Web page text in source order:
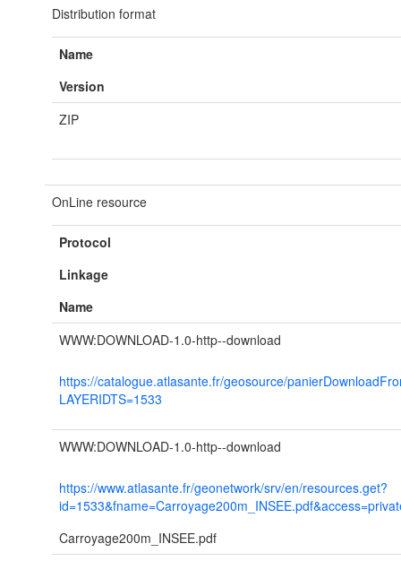
Distribution format
Name
Version
ZIP
OnLine resource
Protocol
Linkage
Name
WWW:DOWNLOAD-1.0-http--download
https://catalogue.atlasante.fr/geosource/
LAYERIDTS=1533
WWW:DOWNLOAD-1.0-http--download
https://www.atlasante.fr/geonetwork/srv/en/resources.get?
Carroyage200m_INSEE.pdf